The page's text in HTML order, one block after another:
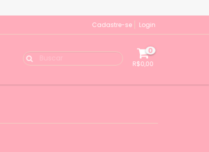
Cadastre-se Login
0
R$0,00